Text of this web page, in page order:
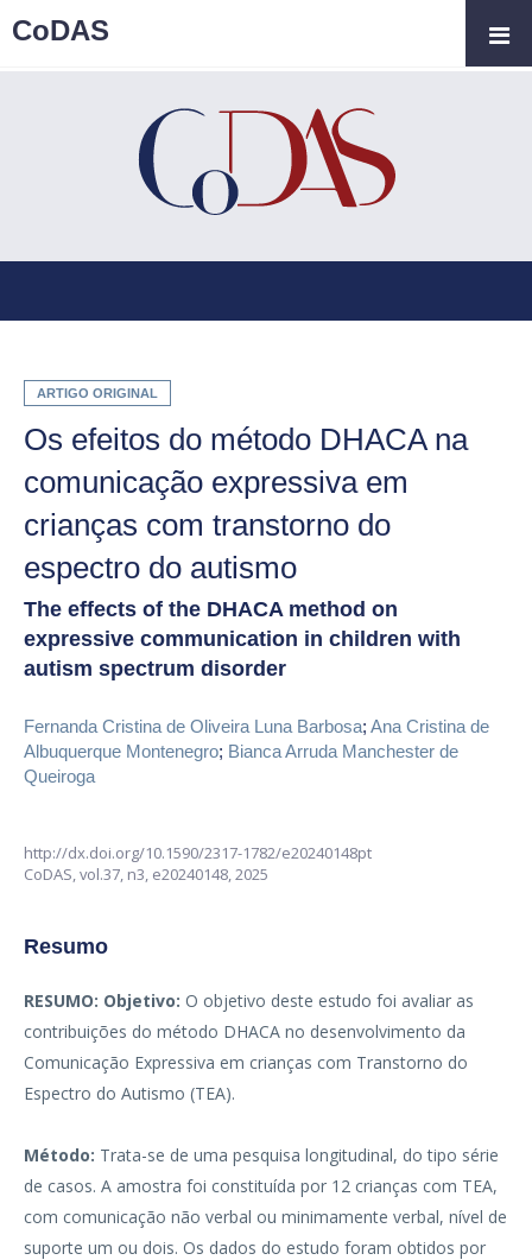
ARTIGO ORIGINAL
Os efeitos do método DHACA na
comunicação expressiva em
crianças com transtorno do
espectro do autismo
The effects of the DHACA method on
expressive communication in children with
autism spectrum disorder
Fernanda Cristina de Oliveira Luna Barbosa; Ana Cristina de
Albuquerque Montenegro; Bianca Arruda Manchester de
Queiroga
http://dx.doi.org/10.1590/2317-1782/e20240148pt
CoDAS,vol.37, n3, e20240148, 2025
Resumo
RESUMO: Objetivo: O objetivo deste estudo foi avaliar as
contribuições do método DHACA no desenvolvimento da
Comunicação Expressiva em crianças com Transtorno do
Espectro do Autismo (TEA).
Método: Trata-se de uma pesquisa longitudinal, do tipo série
de casos. A amostra foi constituída por 12 crianças com TEA,
com comunicação não verbal ou minimamente verbal, nível de
suporte um ou dois. Os dados do estudo foram obtidos por
CoDAS